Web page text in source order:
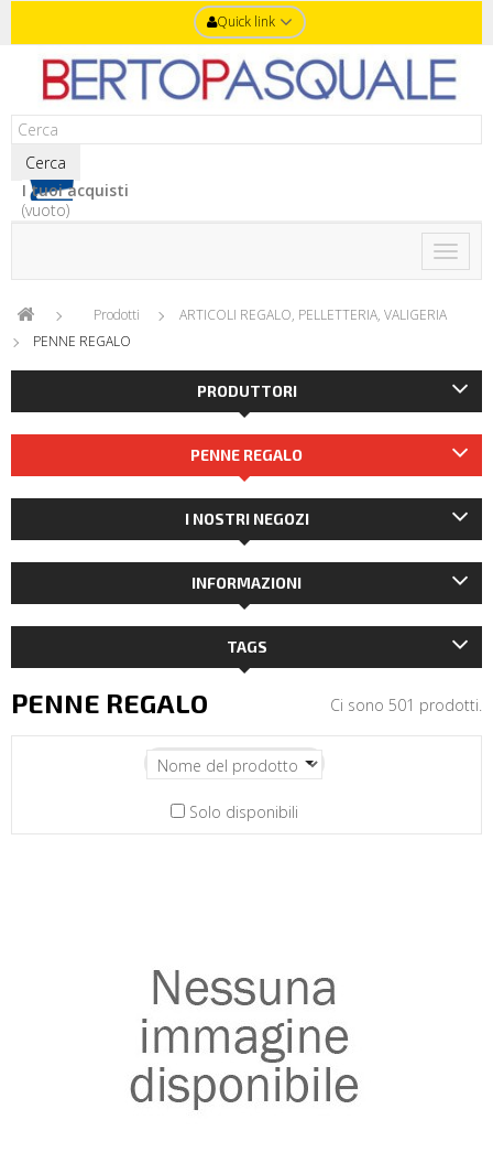
Quick link
Cerca
I tuoi acquisti
(vuoto)
Toggle
Prodotti
ARTICOLI REGALO, PELLETTERIA, VALIGERIA
PENNE REGALO
PRODUTTORI
PENNE REGALO
I NOSTRI NEGOZI
INFORMAZIONI
TAGS
PENNE REGALO Ci sono 501 prodotti.
Solo disponibili